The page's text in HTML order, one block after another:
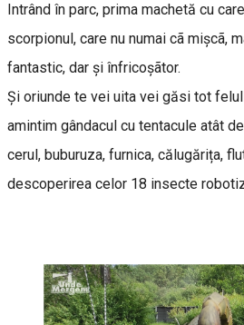
Intrând în parc, prima machetă cu
scorpionul, care nu numai cã mișcã,
fantastic, dar și înfricoșãtor.
Și oriunde te vei uita vei găsi tot
amintim gândacul cu tentacule atât
cerul, buburuza, furnica, călugărița,
descoperirea celor 18 insecte